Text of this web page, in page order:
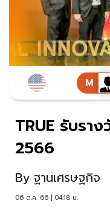
TRUE รับรา
2566
By ฐานเศรษฐกิจ
06 ต.ค. 66 | 04:18 น.